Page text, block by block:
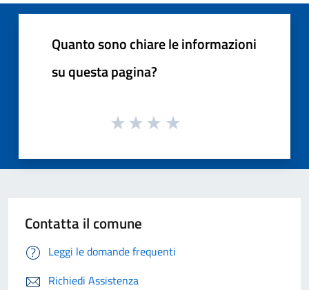
Quanto sono chiare le informazioni
su questa pagina?
Contatta il comune
Leggi le domande frequenti
Richiedi Assistenza